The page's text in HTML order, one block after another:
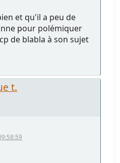
et qu'il a peu de
pour polémiquer
de blabla à son sujet
t.